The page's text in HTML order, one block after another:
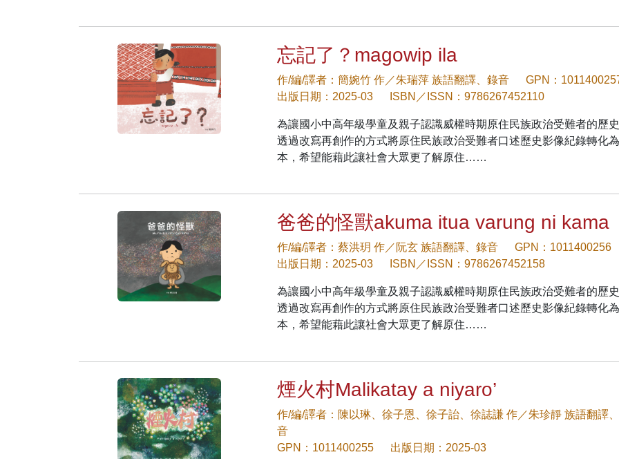
忘記了？magowip ila
作/編/譯者：簡婉竹 作／朱瑞萍 族語翻譯、錄音
GPN：
出版日期：2025-03
ISBN／ISSN：9786267452110
為讓國小中高年級學童及親子認識威權時期原住民族政治受難者的歷史
透過改寫再創作的方式將原住民族政治受難者口述歷史影像紀錄轉化
本，希望能藉此讓社會大眾更了解原住……
爸爸的怪獸akuma itua varung ni kama
作/編/譯者：蔡洪玥 作／阮玄 族語翻譯、錄音
GPN：1011400256
出版日期：2025-03
ISBN／ISSN：9786267452158
為讓國小中高年級學童及親子認識威權時期原住民族政治受難者的歷史
透過改寫再創作的方式將原住民族政治受難者口述歷史影像紀錄轉化
本，希望能藉此讓社會大眾更了解原住……
煙火村Malikatay a niyaro’
作/編/譯者：陳以琳、徐子恩、徐子詒、徐誌謙 作／朱珍靜 族語翻譯
音
GPN：1011400255
出版日期：2025-03